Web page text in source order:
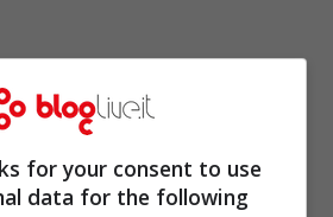
for your consent to use
data for the following